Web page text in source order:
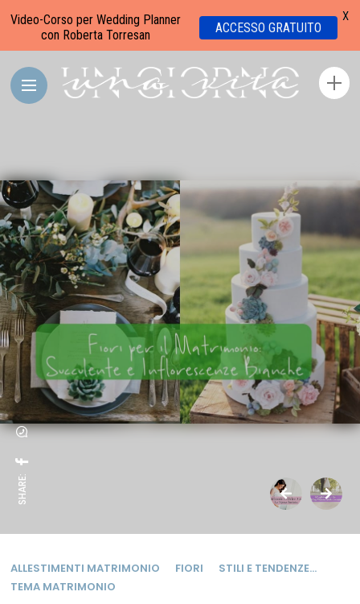
SHARE:
ALLESTIMENTI MATRIMONIO FIORI
STILI E TENDENZE...
TEMA MATRIMONIO
Video-Corso per Wedding Planner
con Roberta Torresan
ACCESSO GRATUITO
X